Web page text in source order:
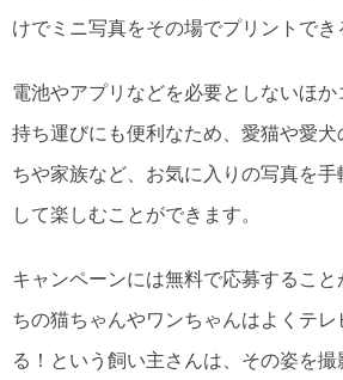
けでミニ写真をその場でプリントでき
電池やアプリなどを必要としないほ
持ち運びにも便利なため、愛猫や愛
ちや家族など、お気に入りの写真を手
して楽しむことができます。
キャンペーンには無料で応募すること
ちの猫ちゃんやワンちゃんはよくテ
る！という飼い主さんは、その姿を